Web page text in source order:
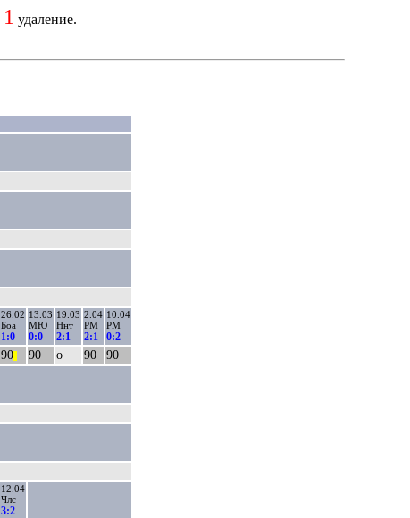
1 удаление.
26.02
Боа
1:0
13.03
МЮ
0:0
19.03
Ннт
2:1
2.04
РМ
2:1
10.04
РМ
0:2
90 90 о 90 90
12.04
Члс
3:2